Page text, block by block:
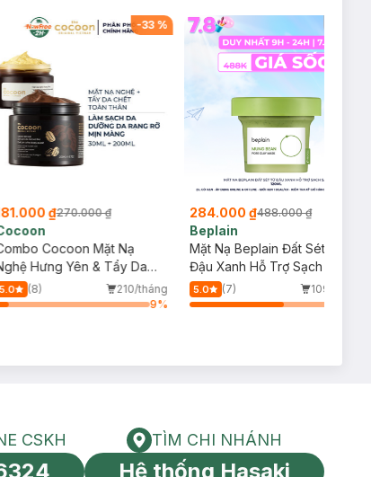
-33%
₫270.000 ₫
Cocoon Mặt Nạ
Hưng Yên & Tẩy Da
Toàn Thân Cà Phê Đắk
30ml+200ml
5.0 (8)
210/tháng
9%
284.000 ₫488.000 ₫
Beplain
Mặt Nạ Beplain Đất Sét Từ
Đậu Xanh Hỗ Trợ Sạch Sâu
120ml
5.0 (7)
109/tháng
cầu
CSKH
CSKH
Tìm chi nhánh
TÌM CHI NHÁNH
Hệ thống Hasaki